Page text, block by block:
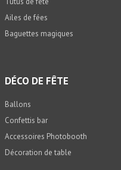
Ailes de fées
Baguettes magiques
DÉCO DE FÊTE
Ballons
Confettis bar
Accessoires Photobooth
Décoration de table